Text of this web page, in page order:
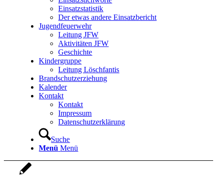
Einsatzstatistik
Der etwas andere Einsatzbericht
Jugendfeuerwehr
Leitung JFW
Aktivitäten JFW
Geschichte
Kindergruppe
Leitung Löschfantis
Brandschutzerziehung
Kalender
Kontakt
Kontakt
Impressum
Datenschutzerklärung
Suche
Menü Menü